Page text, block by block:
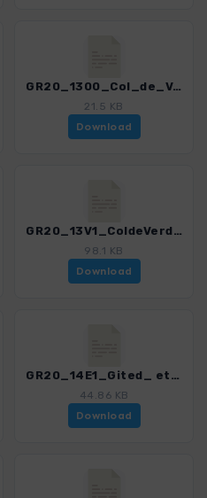
GR20_1300_Col_de_Verde_-_Refuge_de_Prati.gpx
21.5 KB
Download
GR20_13V1_ColdeVerde_-_Col_de_Laparo.gpx
98.1 KB
Download
GR20_14E1_Gited_ etape_Catastaghju_-_ColdeLaparo.gpx
44.86 KB
Download